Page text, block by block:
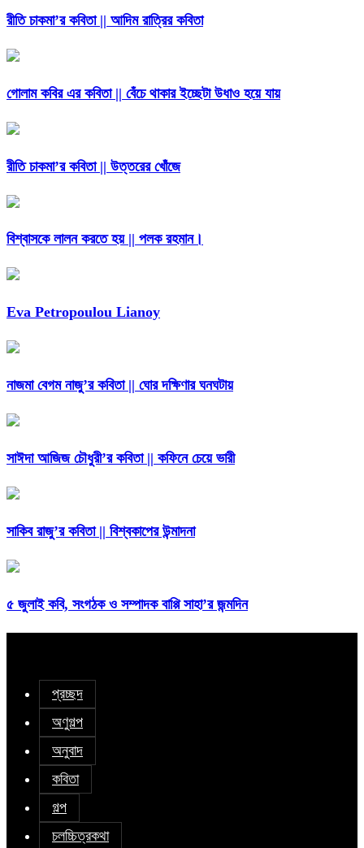
রীতি চাকমা’র কবিতা || আদিম রাত্রির কবিতা
গোলাম কবির এর কবিতা || বেঁচে থাকার ইচ্ছেটা উধাও হয়ে যায়
রীতি চাকমা’র কবিতা || উত্তরের খোঁজে
বিশ্বাসকে লালন করতে হয় || পলক রহমান।
Eva Petropoulou Lianoy
নাজমা বেগম নাজু’র কবিতা || ঘোর দক্ষিণার ঘনঘটায়
সাঈদা আজিজ চৌধুরী’র কবিতা || কফিনে চেয়ে ভারী
সাকিব রাজু’র কবিতা || বিশ্বকাপের উন্মাদনা
৫ জুলাই কবি, সংগঠক ও সম্পাদক বাপ্পি সাহা’র জন্মদিন
প্রচ্ছদ
অণুগল্প
অনুবাদ
কবিতা
গল্প
চলচ্চিত্রকথা